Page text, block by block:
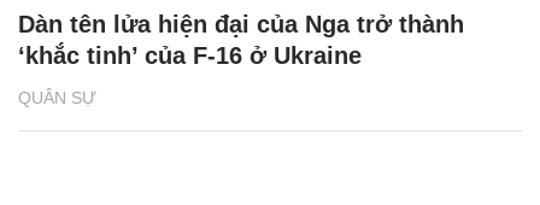
QUÂN SỰ
Dàn tên lửa hiện đại của Nga trở thành
‘khắc tinh’ của F-16 ở Ukraine